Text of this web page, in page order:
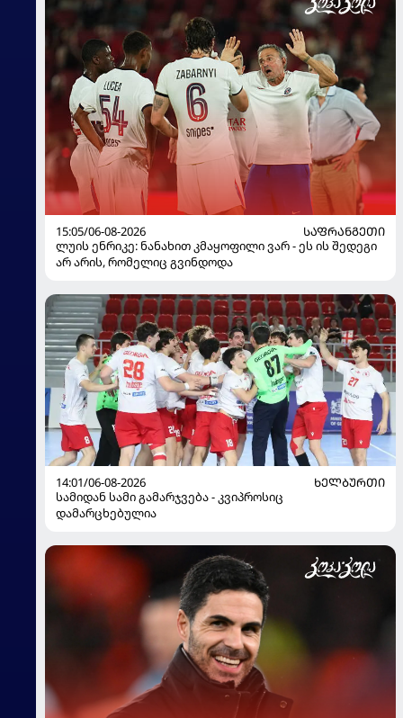
15:05/06-08-2026
ᲡᲐᲤᲠᲐᲜᲒᲔᲗᲘ
ლუის ენრიკე: ნანახით კმაყოფილი ვარ - ეს ის შედეგი
არ არის, რომელიც გვინდოდა
14:01/06-08-2026
ᲮᲔᲚᲑᲣᲠᲗᲘ
სამიდან სამი გამარჯვება - კვიპროსიც
დამარცხებულია